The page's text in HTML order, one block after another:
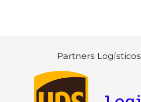
Partners Logísticos